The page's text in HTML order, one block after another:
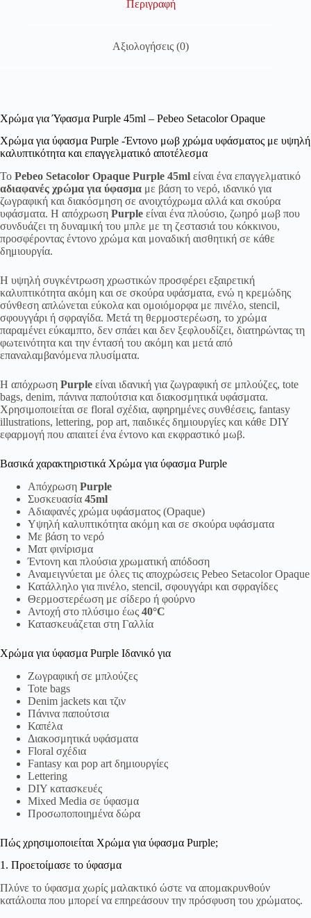
Περιγραφή
Αξιολογήσεις (0)
Χρώμα για Ύφασμα Purple 45ml – Pebeo Setacolor Opaque
Χρώμα για ύφασμα Purple -Έντονο μωβ χρώμα υφάσματος με υψηλή
καλυπτικότητα και επαγγελματικό αποτέλεσμα
Το Pebeo Setacolor Opaque Purple 45ml είναι ένα επαγγελματικό
αδιαφανές χρώμα για ύφασμα με βάση το νερό, ιδανικό για
ζωγραφική και διακόσμηση σε ανοιχτόχρωμα αλλά και σκούρα
υφάσματα. Η απόχρωση Purple είναι ένα πλούσιο, ζωηρό μωβ που
συνδυάζει τη δυναμική του μπλε με τη ζεστασιά του κόκκινου,
προσφέροντας έντονο χρώμα και μοναδική αισθητική σε κάθε
δημιουργία.
Η υψηλή συγκέντρωση χρωστικών προσφέρει εξαιρετική
καλυπτικότητα ακόμη και σε σκούρα υφάσματα, ενώ η κρεμώδης
σύνθεση απλώνεται εύκολα και ομοιόμορφα με πινέλο, stencil,
σφουγγάρι ή σφραγίδα. Μετά τη θερμοστερέωση, το χρώμα
παραμένει εύκαμπτο, δεν σπάει και δεν ξεφλουδίζει, διατηρώντας τη
φωτεινότητα και την έντασή του ακόμη και μετά από
επαναλαμβανόμενα πλυσίματα.
Η απόχρωση Purple είναι ιδανική για ζωγραφική σε μπλούζες, tote
bags, denim, πάνινα παπούτσια και διακοσμητικά υφάσματα.
Χρησιμοποιείται σε floral σχέδια, αφηρημένες συνθέσεις, fantasy
illustrations, lettering, pop art, παιδικές δημιουργίες και κάθε DIY
εφαρμογή που απαιτεί ένα έντονο και εκφραστικό μωβ.
Βασικά χαρακτηριστικά Χρώμα για ύφασμα Purple
Απόχρωση Purple
Συσκευασία 45ml
Αδιαφανές χρώμα υφάσματος (Opaque)
Υψηλή καλυπτικότητα ακόμη και σε σκούρα υφάσματα
Με βάση το νερό
Ματ φινίρισμα
Έντονη και πλούσια χρωματική απόδοση
Αναμειγνύεται με όλες τις αποχρώσεις Pebeo Setacolor Opaque
Κατάλληλο για πινέλο, stencil, σφουγγάρι και σφραγίδες
Θερμοστερέωση με σίδερο ή φούρνο
Αντοχή στο πλύσιμο έως 40°C
Κατασκευάζεται στη Γαλλία
Χρώμα για ύφασμα Purple Ιδανικό για
Ζωγραφική σε μπλούζες
Tote bags
Denim jackets και τζιν
Πάνινα παπούτσια
Καπέλα
Διακοσμητικά υφάσματα
Floral σχέδια
Fantasy και pop art δημιουργίες
Lettering
DIY κατασκευές
Mixed Media σε ύφασμα
Προσωποποιημένα δώρα
Πώς χρησιμοποιείται Χρώμα για ύφασμα Purple;
1. Προετοίμασε το ύφασμα
Πλύνε το ύφασμα χωρίς μαλακτικό ώστε να απομακρυνθούν
κατάλοιπα που μπορεί να επηρεάσουν την πρόσφυση του χρώματος.